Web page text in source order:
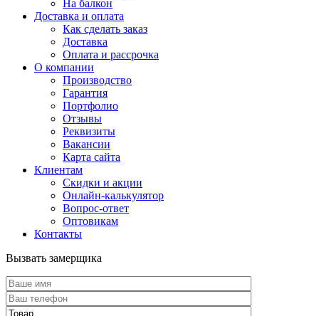
На балкон
Доставка и оплата
Как сделать заказ
Доставка
Оплата и рассрочка
О компании
Производство
Гарантия
Портфолио
Отзывы
Реквизиты
Вакансии
Карта сайта
Клиентам
Скидки и акции
Онлайн-калькулятор
Вопрос-ответ
Оптовикам
Контакты
Вызвать замерщика